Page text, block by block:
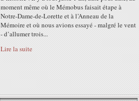
moment même où le Mémobus faisait étape à
Notre-Dame-de-Lorette et à l’Anneau de la
Mémoire et où nous avions essayé - malgré le vent
- d’allumer trois...
Lire la suite